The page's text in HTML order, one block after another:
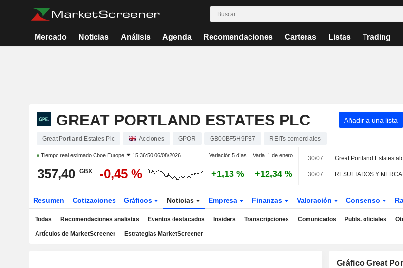
Mercado Noticias Análisis Agenda Recomendaciones Carteras Listas Trading
GREAT PORTLAND ESTATES PLC Añadir a una lista
Great Portland Estates Plc Acciones GPOR GB00BF5H9P87 REITs comerciales
Tiempo real estimado Cboe Europe 15:36:50 06/08/2026 Variación 5 días Varia. 1 de enero.
357,40 GBX -0,45 % +1,13 % +12,34 %
30/07
30/07
Resumen Cotizaciones Gráficos Noticias Empresa Finanzas Valoración Consenso
Todas Recomendaciones analistas Eventos destacados Insiders Transcripciones Comunicados Publs. oficiales
Artículos de MarketScreener Estrategias MarketScreener
Gráfico Great